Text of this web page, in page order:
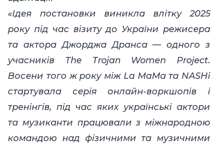
«Ідея постановки виникла влітку 2025
року під час візиту до України режисера
та актора Джорджа Дранса — одного з
учасників The Trojan Women Project.
Восени того ж року між La MaMa та NASHi
стартувала серія онлайн-воркшопів і
тренінгів, під час яких українські актори
та музиканти працювали з міжнародною
командою над фізичними та музичними